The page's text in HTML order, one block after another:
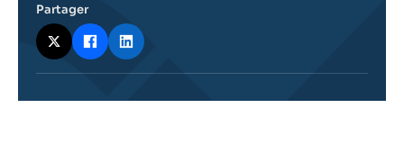
Partager